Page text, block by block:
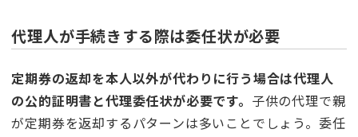
代理人が手続きする際は委任状が必要
定期券の返却を本人以外が代わりに行う場合は代理人
の公的証明書と代理委任状が必要です。 子供の代理で親
が定期券を返却するパターンは多いことでしょう。委任